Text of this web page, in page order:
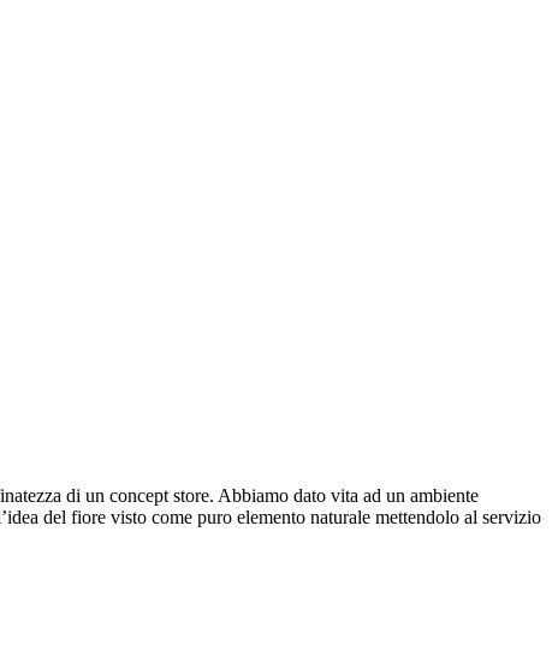
di un concept store. Abbiamo dato vita ad un ambiente
del fiore visto come puro elemento naturale mettendolo al servizio